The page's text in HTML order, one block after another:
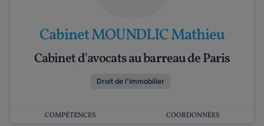
Cabinet MOUNDLIC Mathieu
Cabinet d'avocats au barreau de Paris
Droit de l'immobilier
COMPÉTENCES COORDONNÉES